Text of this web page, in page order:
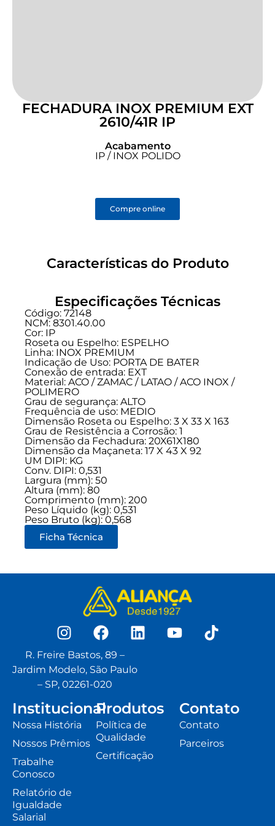
FECHADURA INOX PREMIUM EXT
2610/41R IP
Acabamento
IP / INOX POLIDO
Compre online
Características do Produto
Especificações Técnicas
Código: 72148
NCM: 8301.40.00
Cor: IP
Roseta ou Espelho: ESPELHO
Linha: INOX PREMIUM
Indicação de Uso: PORTA DE BATER
Conexão de entrada: EXT
Material: ACO / ZAMAC / LATAO / ACO INOX /
POLIMERO
Grau de segurança: ALTO
Frequência de uso: MEDIO
Dimensão Roseta ou Espelho: 3 X 33 X 163
Grau de Resistência a Corrosão: 1
Dimensão da Fechadura: 20X61X180
Dimensão da Maçaneta: 17 X 43 X 92
UM DIPI: KG
Conv. DIPI: 0,531
Largura (mm): 50
Altura (mm): 80
Comprimento (mm): 200
Peso Líquido (kg): 0,531
Peso Bruto (kg): 0,568
Ficha Técnica
R. Freire Bastos, 89 –
Jardim Modelo, São Paulo
– SP, 02261-020
Institucional
Nossa História
Nossos Prêmios
Trabalhe
Conosco
Relatório de
Igualdade
Salarial
Produtos
Política de
Qualidade
Certificação
Contato
Contato
Parceiros